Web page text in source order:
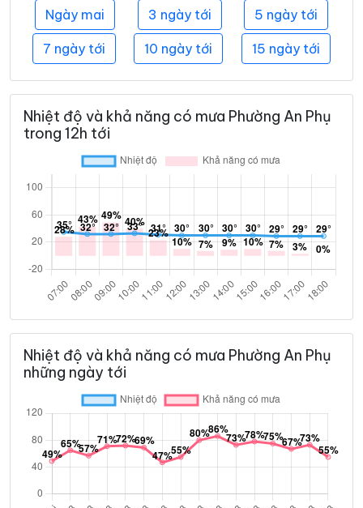
Ngày mai 3 ngày tới 5 ngày tới
7 ngày tới 10 ngày tới 15 ngày tới
Nhiệt độ và khả năng có mưa Phường An Phụ
trong 12h tới
Nhiệt độ và khả năng có mưa Phường An Phụ
những ngày tới